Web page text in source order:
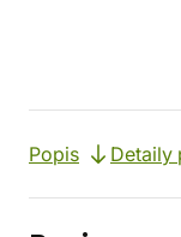
Popis Detaily